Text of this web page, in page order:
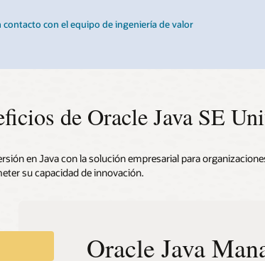
contacto con el equipo de ingeniería de valor
de Oracle Java SE
en Java con la solución empresarial para
su capacidad de innovación.
Oracle Java
Seguridad mejorada